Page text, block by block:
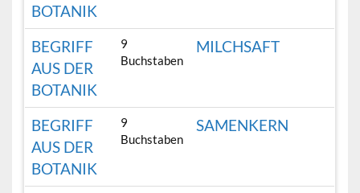
BOTANIK
BEGRIFF
AUS DER
BOTANIK
9
Buchstaben
MILCHSAFT
BEGRIFF
AUS DER
BOTANIK
9
Buchstaben
SAMENKERN